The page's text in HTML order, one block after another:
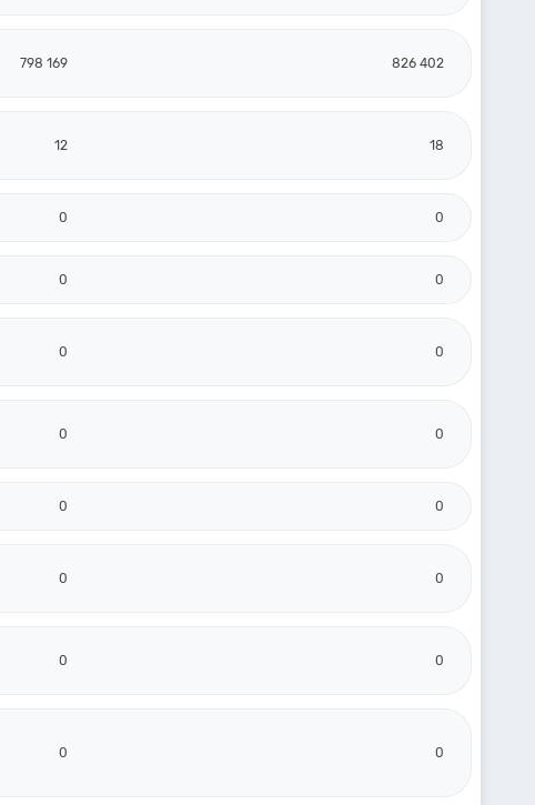
798 169 826 402
12 18
0 0
0 0
0 0
0 0
0 0
0 0
0 0
0 0